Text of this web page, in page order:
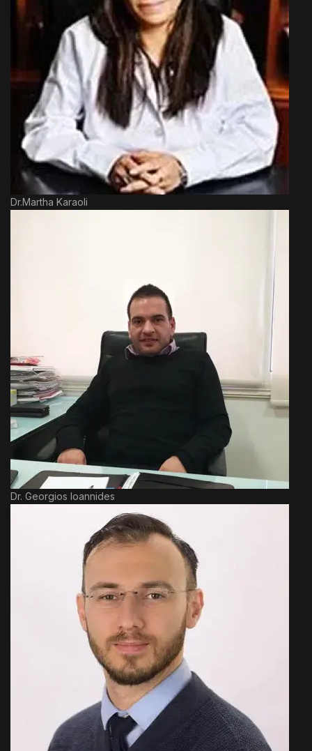
Dr.Martha Karaoli
Dr. Georgios Ioannides